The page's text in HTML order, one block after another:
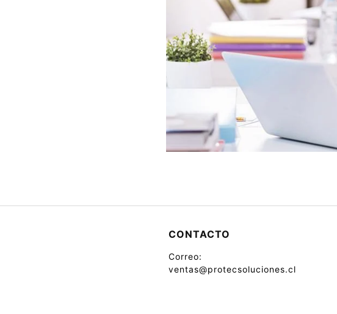
CONTACTO
Correo:
ventas@protecsoluciones.cl